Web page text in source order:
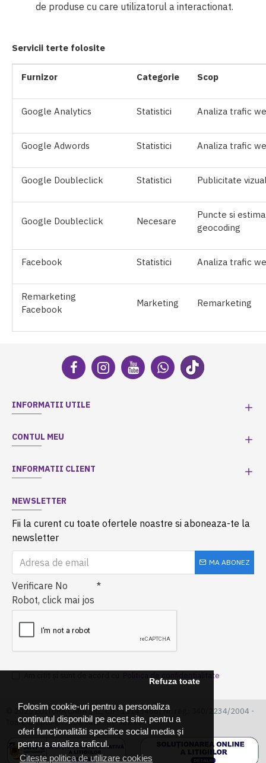
Folosim cookie-uri pentru a personaliza
conținutul disponibil pe acest site, pentru a
oferi funcționalităti specifice social media și
pentru a analiza traficul.
Citește politica de utilizare cookies
Refuza toate
de produse cu care utilizatorul a interactionat.
Servicii terte folosite
Furnizor Categorie Scop
Google Analytics Statistici Analiza trafic
Google Adwords Statistici Analiza trafic
Google Doubleclick Statistici Publicitate
Google Doubleclick Necesare
Puncte si
geocoding
Facebook Statistici Analiza trafic
Remarketing
Facebook
Marketing Remarketing
INFORMATII UTILE
CONTUL MEU
INFORMATII CLIENT
NEWSLETTER
Fii la curent cu toate ofertele noastre si aboneaza-te la
newsletter
MA ABONEZ
Verificare No
Robot, click mai jos
Politica de confidentialitate
© 2025 EDITURA CABA SRL, CIF: 16145466| Nr. reg.: J40/2234/2004 -
Toate drepturile rezervate - by DevPro.ro